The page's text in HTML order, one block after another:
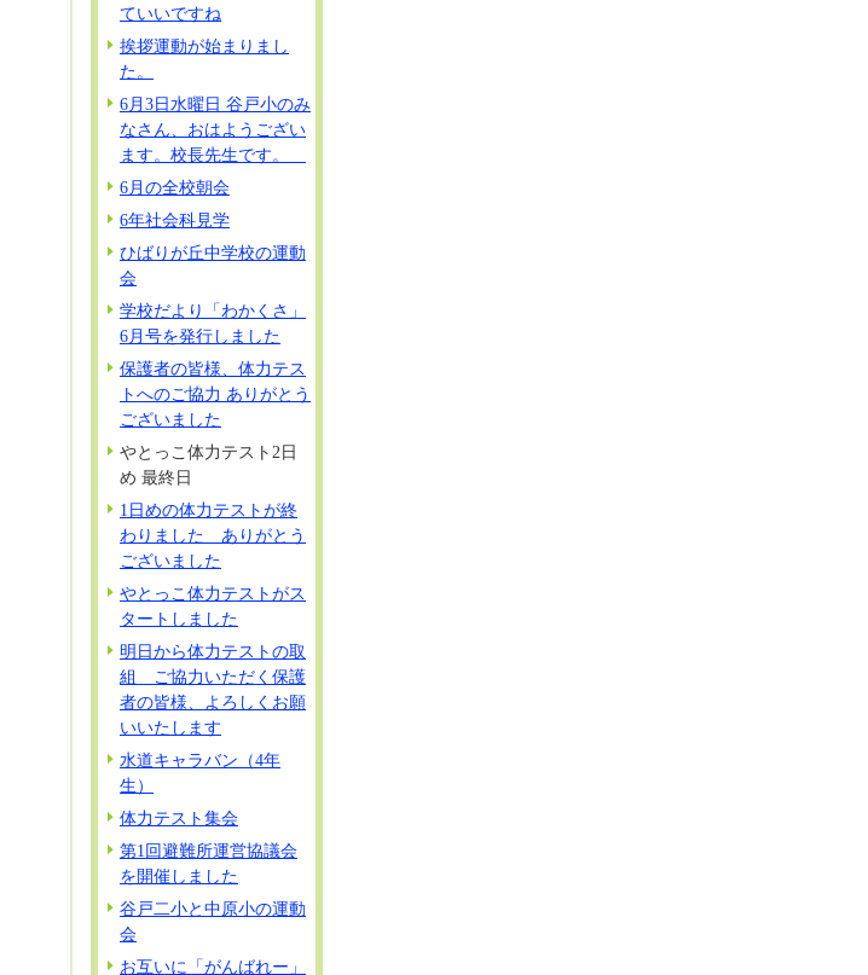
ていいですね
挨拶運動が始まりまし
た。
6月3日水曜日 谷戸小のみ
なさん、おはようござい
ます。校長先生です。
6月の全校朝会
6年社会科見学
ひばりが丘中学校の運動
会
学校だより「わかくさ」
6月号を発行しました
保護者の皆様、体力テス
トへのご協力 ありがとう
ございました
やとっこ体力テスト2日
め 最終日
1日めの体力テストが終
わりました ありがとう
ございました
やとっこ体力テストがス
タートしました
明日から体力テストの取
組 ご協力いただく保護
者の皆様、よろしくお願
いいたします
水道キャラバン（4年
生）
体力テスト集会
第1回避難所運営協議会
を開催しました
谷戸二小と中原小の運動
会
お互いに「がんばれー」